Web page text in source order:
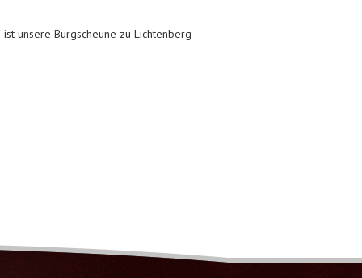
unsere Burgscheune zu Lichtenberg